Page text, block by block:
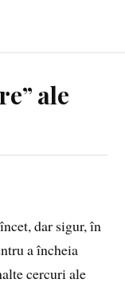
ale
dar sigur, în
a încheia
cercuri ale